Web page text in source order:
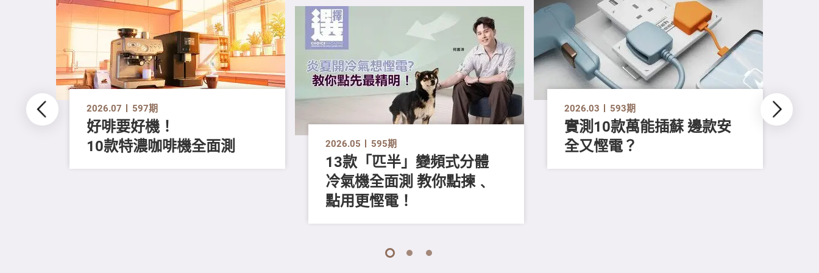
2026.07 597期
好啡要好機！
10款特濃咖啡機全面測
2026.05 595期
13款「匹半」變頻式分體
冷氣機全面測 教你點揀﹑
點用更慳電！
2026.03 593期
實測10款萬能插蘇 邊款安
全又慳電？
1 2 3